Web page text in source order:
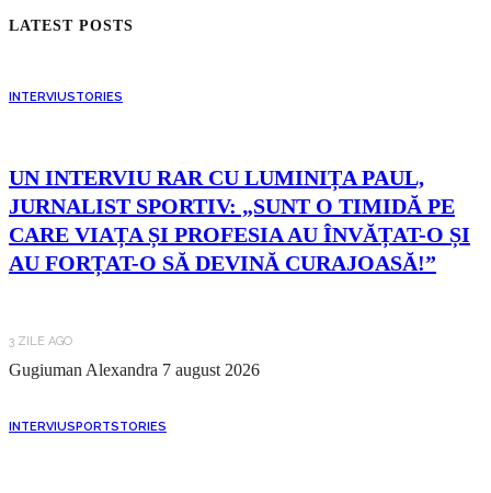
LATEST POSTS
INTERVIUSTORIES
UN INTERVIU RAR CU LUMINIȚA PAUL,
JURNALIST SPORTIV: „SUNT O TIMIDĂ PE
CARE VIAȚA ȘI PROFESIA AU ÎNVĂȚAT-O ȘI
AU FORȚAT-O SĂ DEVINĂ CURAJOASĂ!”
3 ZILE AGO
Gugiuman Alexandra 7 august 2026
INTERVIUSPORTSTORIES